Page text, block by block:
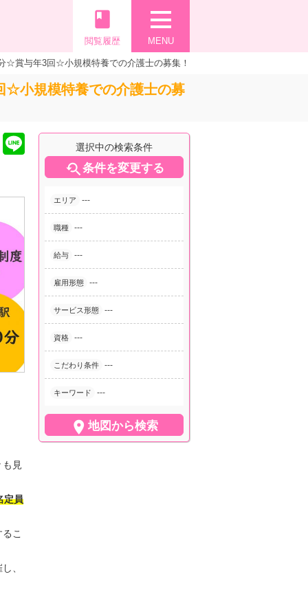
MENU
book
閲覧履歴
☆賞与年3回☆小規模特養での介護士の募集！
☆小規模特養での介護士の募
選択中の検索条件
条件を変更する
エリア ---
職種 ---
給与 ---
雇用形態 ---
サービス形態 ---
資格 ---
こだわり条件 ---
キーワード ---
 地図から検索
も見
定員
こ
、